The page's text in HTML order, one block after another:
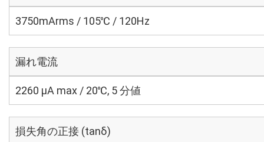
3750mArms / 105℃ / 120Hz
漏れ電流
2260 μA max / 20℃, 5 分値
損失角の正接 (tanδ)